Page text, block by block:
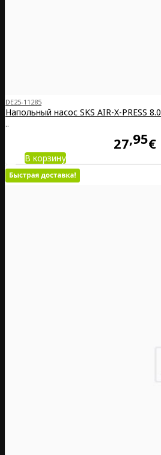
DE25-11285
Напольный насос SKS AIR-X-PRESS 8.0
..
27 95€
В корзину